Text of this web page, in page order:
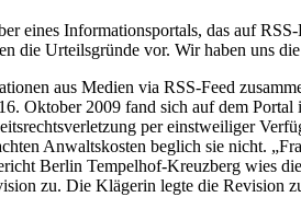
eines Informationsportals, das auf
Urteilsgründe vor. Wir haben uns die
aus Medien via RSS-Feed
Oktober 2009 fand sich auf dem
per einstweiliger
Anwaltskosten beglich sie nicht.
Berlin Tempelhof-Kreuzberg wies
zu. Die Klägerin legte die Revision